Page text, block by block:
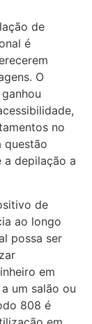
de
é
O
no
questão
a depilação a
de
ao longo
possa ser
em
um salão ou
808 é